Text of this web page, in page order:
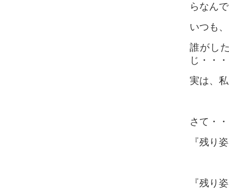
らなん
いつも
誰がし
じ・・
実は、
さて・
『残り
『残り